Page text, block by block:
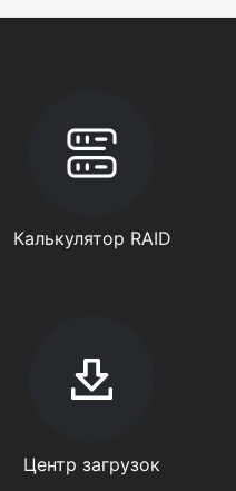
Калькулятор RAID
Центр загрузок